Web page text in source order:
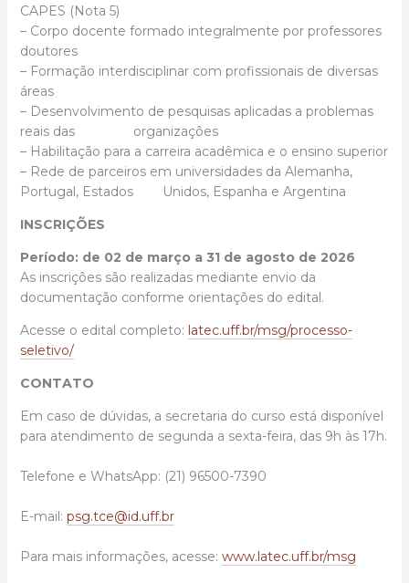
CAPES (Nota 5)
– Corpo docente formado integralmente por professores
doutores
– Formação interdisciplinar com profissionais de diversas
áreas
– Desenvolvimento de pesquisas aplicadas a problemas
reais das organizações
– Habilitação para a carreira acadêmica e o ensino superior
– Rede de parceiros em universidades da Alemanha,
Portugal, Estados Unidos, Espanha e Argentina
INSCRIÇÕES
Período: de 02 de março a 31 de agosto de 2026
As inscrições são realizadas mediante envio da
documentação conforme orientações do edital.
Acesse o edital completo: latec.uff.br/msg/processo-
seletivo/
CONTATO
Em caso de dúvidas, a secretaria do curso está disponível
para atendimento de segunda a sexta-feira, das 9h às 17h.
Telefone e WhatsApp: (21) 96500-7390
E-mail: psg.tce@id.uff.br
Para mais informações, acesse: www.latec.uff.br/msg